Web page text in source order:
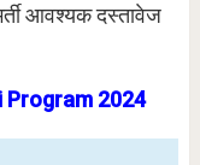
आवश्यक दस्तावेज
Program 2024